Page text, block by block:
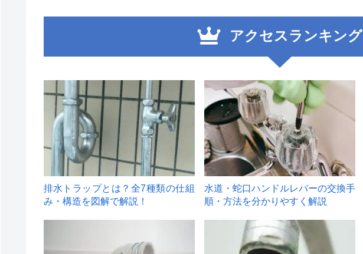
アクセスランキング
1
排水トラップとは？全7種類の仕組
み・構造を図解で解説！
2
水道・蛇口ハンドルレバーの交換手
順・方法を分かりやすく解説